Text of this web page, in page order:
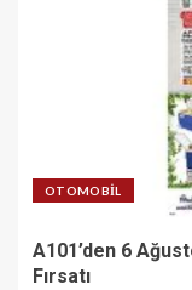
OTOMOBIL
A101’den 6
Fırsatı